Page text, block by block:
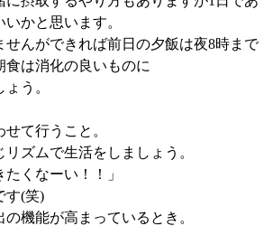
かと思います。
せんができれば前日の夕飯は夜8時まで
食は消化の良いものに
う。
て行うこと。
ズムで生活をしましょう。
たくなーい！！」
す(笑)
機能が高まっているとき。